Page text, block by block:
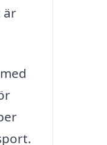
är